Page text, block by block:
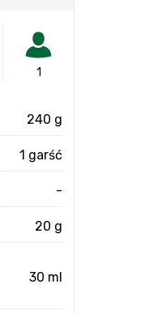
1
240 g
1 garść
-
20 g
30 ml